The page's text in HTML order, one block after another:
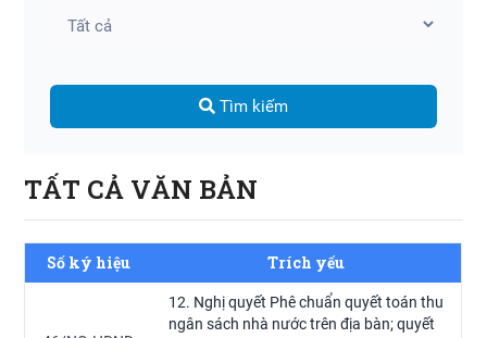
Tìm kiếm
TẤT CẢ VĂN BẢN
Số ký hiệu Trích yếu
12. Nghị quyết Phê chuẩn quyết toán thu
ngân sách nhà nước trên địa bàn; quyết